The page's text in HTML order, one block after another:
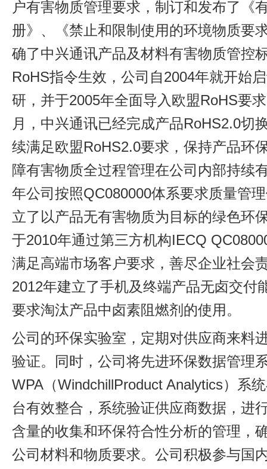
户有害物质管理要求，制订和发布了《
册》、《禁止和限制使用的环境物质要
确了中兴通讯产品及材料有害物质管控
RoHS指令生效，公司自2004年就开始
研，并于2005年全面导入欧盟RoHS要
月，中兴通讯已经完成产品RoHS2.0切
续满足欧盟RoHS2.0要求，保持产品环
障有害物质全过程管理在公司内部持续
年公司按照QC080000体系要求质量管
立了以产品无有害物质为目标的绿色环
于2010年通过第三方机构IECQ
满足高端市场客户要求，善尽企业社会
2012年建立了手机及终端产品无卤交付
要求淘汰产品中卤素阻燃剂的使用。
公司的环保实验室，定期对供应商来料
验证。同时，公司将先进环保数据管理
WPA（WindchillProduct Analytics）系
台有效整合，系统验证供应商数据，进
含量的收集和环保符合性分析的管理，
公司材料和物质要求。公司积极参与国